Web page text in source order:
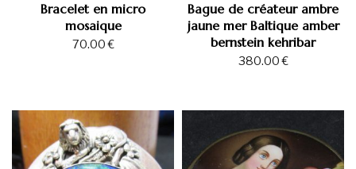
Bracelet en micro
mosaique
70.00€
Bague de créateur ambre
jaune mer Baltique amber
bernstein kehribar
380.00€